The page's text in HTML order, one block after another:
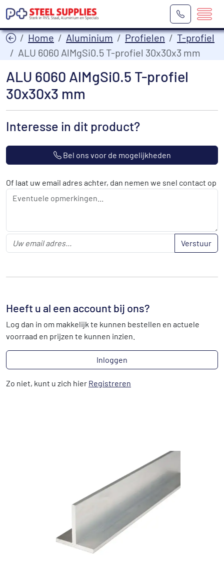
Home Aluminium Profielen
T-profiel
ALU 6060 AlMgSi0.5 T-profiel 30x30x3 mm
ALU 6060 AlMgSi0.5 T-profiel
30x30x3 mm
Interesse in dit product?
Bel ons voor de mogelijkheden
Of laat uw email adres achter, dan nemen we snel contact op
Verstuur
Heeft u al een account bij ons?
Log dan in om makkelijk te kunnen bestellen en actuele
voorraad en prijzen te kunnen inzien.
Inloggen
Zo niet, kunt u zich hier Registreren